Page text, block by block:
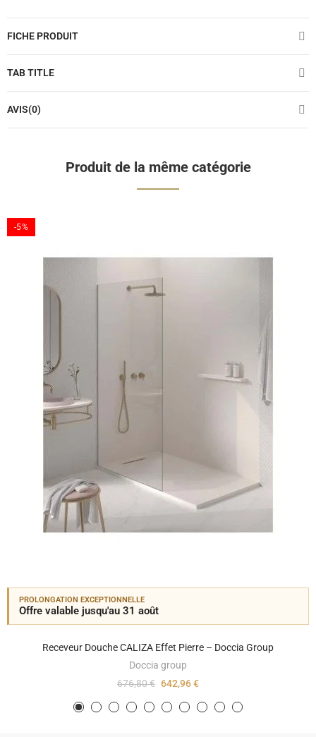
FICHE PRODUIT
TAB TITLE
AVIS(0)
Produit de la même catégorie
-5%
PROLONGATION EXCEPTIONNELLE
Offre valable jusqu'au 31 août
Receveur Douche CALIZA Effet Pierre – Doccia Group
Doccia group
676,80 € 642,96 €